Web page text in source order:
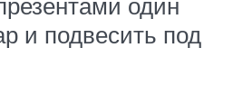
и подвесить под